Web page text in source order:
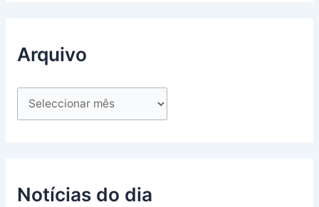
Arquivo
Notícias do dia